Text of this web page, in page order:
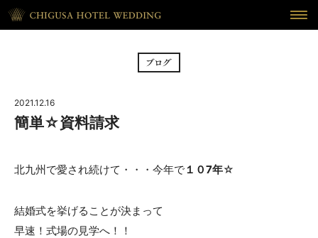
CEREMONY
WAKON
2021.12.16
簡単☆資料請求
北九州で愛され続けて・・・今年で１０7年☆
結婚式を挙げることが決まって
早速！式場の見学へ！！